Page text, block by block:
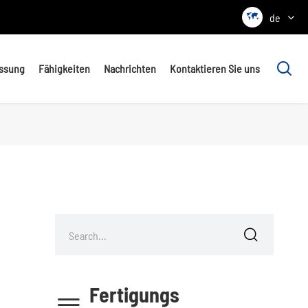
 de
Fähigkeiten Nachrichten Kontaktieren Sie uns 

Fertigungs